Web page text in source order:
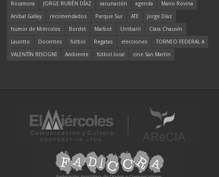
Rocamora
JORGE RUBÉN DÍAZ vacunación agenda
Mario Rovina
Aníbal Gallay
recomendados Parque Sur ATE
Jorge Díaz
humor de Miércoles
Bordet Marbot Urribarri
Clara Chauvín
Lauritto
Docentes fútbol Regatas elecciones
TORNEO FEDERAL A
VALENTÍN BISOGNI
Ambiente fútbol local cine San Martín